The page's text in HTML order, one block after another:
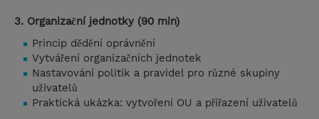
3. Organizační jednotky (90 min)
Princip dědění oprávnění
Vytváření organizačních jednotek
Nastavování politik a pravidel pro různé skupiny
uživatelů
Praktická ukázka: vytvoření OU a přiřazení uživatelů